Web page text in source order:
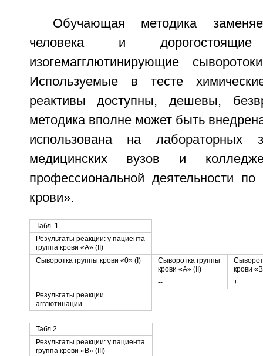
Обучающая методика
человека и дорогостоящие
изогемагглютинирующие
Используемые в тесте
реактивы доступны, дешевы,
методика вполне может быть
использована на лабораторных
медицинских вузов и
профессиональной деятельности
крови».
Табл. 1
Результаты реакции: у пациента
группа крови «A» (II)
Сыворотка группы крови «0» (I)
Сыворотка группы
крови «A» (II)
крови
+
--
+
Результаты реакции
агглютинации
Табл.2
Результаты реакции: у пациента
группа крови «B» (III)